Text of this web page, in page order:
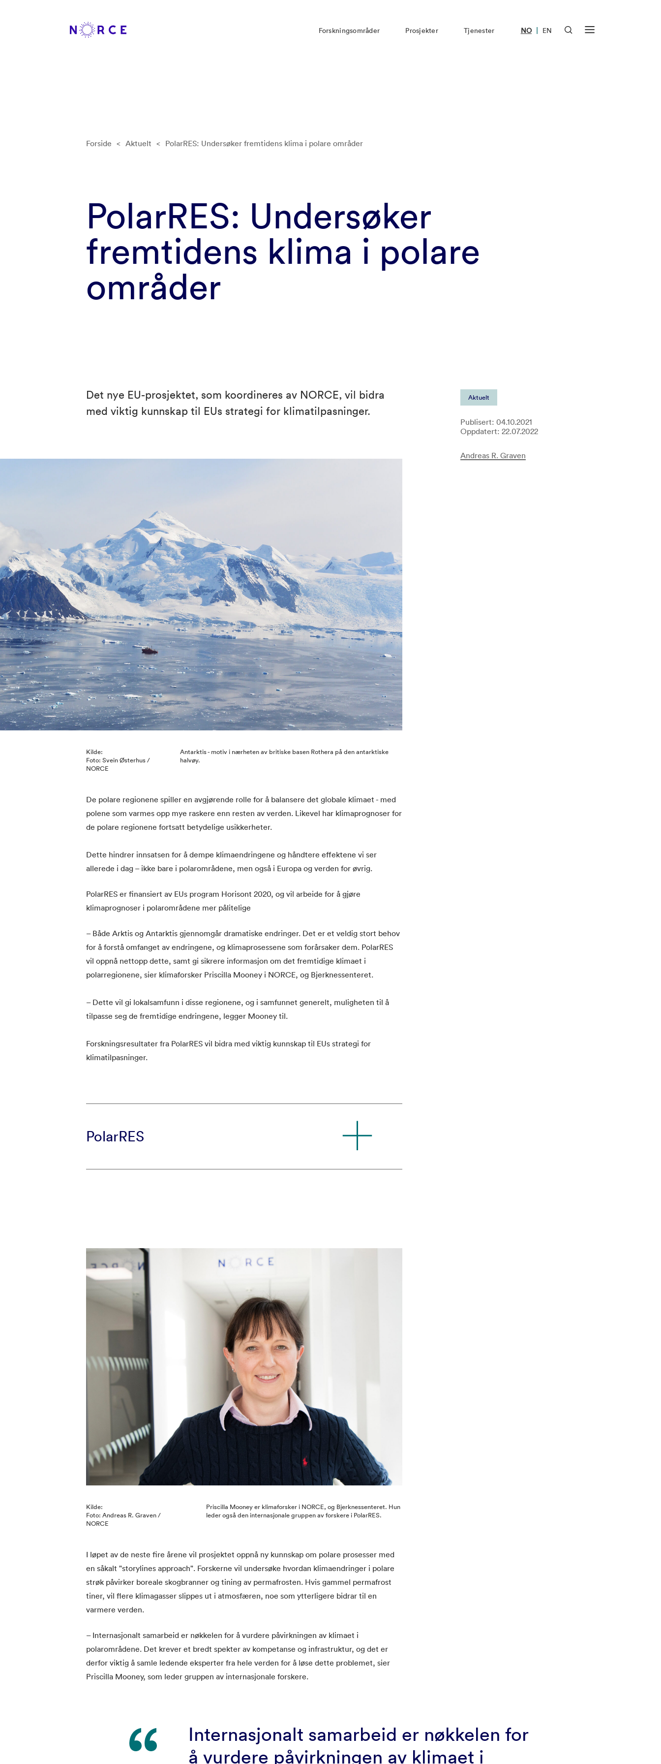
Forskningsområder Prosjekter Tjenester NO | EN
Forside < Aktuelt < PolarRES: Undersøker fremtidens klima i polare områder
PolarRES: Undersøker
fremtidens klima i polare
områder
Aktuelt
Publisert: 04.10.2021
Oppdatert: 22.07.2022
Andreas R. Graven
Det nye EU-prosjektet, som koordineres av NORCE, vil bidra
med viktig kunnskap til EUs strategi for klimatilpasninger.
Kilde:
Foto: Svein Østerhus /
NORCE
Antarktis - motiv i nærheten av britiske basen Rothera på den antarktiske
halvøy.
De polare regionene spiller en avgjørende rolle for å balansere det globale klimaet - med
polene som varmes opp mye raskere enn resten av verden. Likevel har klimaprognoser for
de polare regionene fortsatt betydelige usikkerheter.
Dette hindrer innsatsen for å dempe klimaendringene og håndtere effektene vi ser
allerede i dag – ikke bare i polarområdene, men også i Europa og verden for øvrig.
PolarRES er finansiert av EUs program Horisont 2020, og vil arbeide for å gjøre
klimaprognoser i polarområdene mer pålitelige
– Både Arktis og Antarktis gjennomgår dramatiske endringer. Det er et veldig stort behov
for å forstå omfanget av endringene, og klimaprosessene som forårsaker dem. PolarRES
vil oppnå nettopp dette, samt gi sikrere informasjon om det fremtidige klimaet i
polarregionene, sier klimaforsker Priscilla Mooney i NORCE, og Bjerknessenteret.
– Dette vil gi lokalsamfunn i disse regionene, og i samfunnet generelt, muligheten til å
tilpasse seg de fremtidige endringene, legger Mooney til.
Forskningsresultater fra PolarRES vil bidra med viktig kunnskap til EUs strategi for
klimatilpasninger.
PolarRES
Kilde:
Foto: Andreas R. Graven /
NORCE
Priscilla Mooney er klimaforsker i NORCE, og Bjerknessenteret. Hun
leder også den internasjonale gruppen av forskere i PolarRES.
I løpet av de neste fire årene vil prosjektet oppnå ny kunnskap om polare prosesser med
en såkalt "storylines approach". Forskerne vil undersøke hvordan klimaendringer i polare
strøk påvirker boreale skogbranner og tining av permafrosten. Hvis gammel permafrost
tiner, vil flere klimagasser slippes ut i atmosfæren, noe som ytterligere bidrar til en
varmere verden.
– Internasjonalt samarbeid er nøkkelen for å vurdere påvirkningen av klimaet i
polarområdene. Det krever et bredt spekter av kompetanse og infrastruktur, og det er
derfor viktig å samle ledende eksperter fra hele verden for å løse dette problemet, sier
Priscilla Mooney, som leder gruppen av internasjonale forskere.
Internasjonalt samarbeid er nøkkelen for
å vurdere påvirkningen av klimaet i